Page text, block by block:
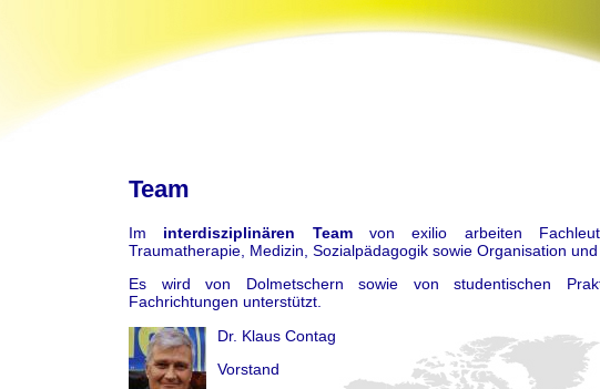
Team
Im interdisziplinären Teamvon exilio arbeiten
Traumatherapie, Medizin, Sozialpädagogik sowie Organisation und
Es wird von Dolmetschern sowie von studentischen
Fachrichtungen unterstützt.
Dr. Klaus Contag
Vorstand